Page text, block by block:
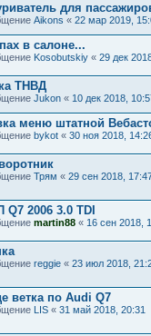
для
Aikons « 22 мар 2019,
в салоне...
Kosobutskiy « 29 дек
ТНВД
Jukon « 10 дек 2018,
меню штатной
bykot « 30 ноя 2018,
Трям « 29 сен 2018,
2006 3.0 TDI
martin88 « 16 сен 2018,
reggie « 23 июл 2018,
ветка по Audi Q7
LIS « 31 май 2018, 20:31